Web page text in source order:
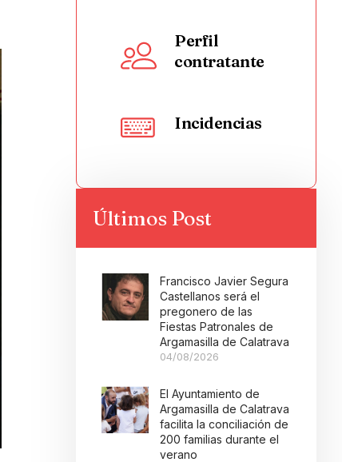
Perfil
contratante
Incidencias
Últimos Post
Francisco Javier Segura
Castellanos será el
pregonero de las
Fiestas Patronales de
Argamasilla de Calatrava
04/08/2026
El Ayuntamiento de
Argamasilla de Calatrava
facilita la conciliación de
200 familias durante el
verano